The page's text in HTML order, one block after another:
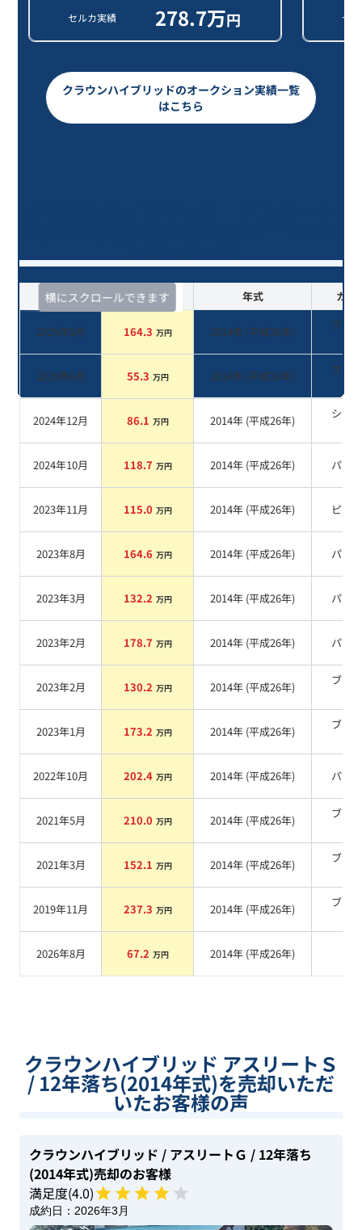
セルカ実績 278.7万円 セ
クラウンハイブリッドのオークション実績一覧
はこちら
横にスクロールできます
査定時期 セルカ実績 年式 カラ
2025年6月 164.3 万円 2014年 (平成26年)
ブラ
2025年6月 55.3 万円 2014年 (平成26年)
ホワ
2024年12月 86.1 万円 2014年 (平成26年)
シル
2024年10月 118.7 万円 2014年 (平成26年) パール
2023年11月 115.0 万円 2014年 (平成26年) ピンク
2023年8月 164.6 万円 2014年 (平成26年) パール
2023年3月 132.2 万円 2014年 (平成26年) パール
2023年2月 178.7 万円 2014年 (平成26年) パール
2023年2月 130.2 万円 2014年 (平成26年)
ブラ
2023年1月 173.2 万円 2014年 (平成26年)
ブラ
2022年10月 202.4 万円 2014年 (平成26年) パール
2021年5月 210.0 万円 2014年 (平成26年)
ブラ
2021年3月 152.1 万円 2014年 (平成26年)
ブラ
2019年11月 237.3 万円 2014年 (平成26年)
ブラ
2026年8月 67.2 万円 2014年 (平成26年)
クラウンハイブリッド アスリートＳ
/ 12年落ち(2014年式)を売却いただ
いたお客様の声
クラウンハイブリッド / アスリートＧ / 12年落ち
(2014年式)売却のお客様
満足度(4.0)
成約日： 2026年3月